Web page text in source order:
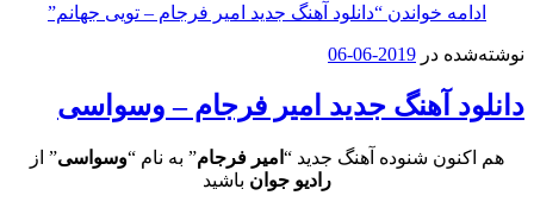
ادامه خواندن “دانلود آهنگ جدید امیر فرجام – تویی جهانم”
نوشته‌شده در 2019-06-06
دانلود آهنگ جدید امیر فرجام – وسواسی
هم اکنون شنوده آهنگ جدید “ امیر فرجام” به نام “وسواسی” از
رادیو جوان باشید